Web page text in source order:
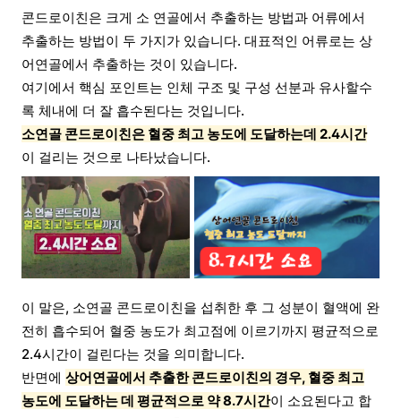
콘드로이친은 크게 소 연골에서 추출하는 방법과 어류에서
추출하는 방법이 두 가지가 있습니다. 대표적인 어류로는 상
어연골에서 추출하는 것이 있습니다.
여기에서 핵심 포인트는 인체 구조 및 구성 선분과 유사할수
록 체내에 더 잘 흡수된다는 것입니다.
소연골 콘드로이친은 혈중 최고 농도에 도달하는데 2.4시간
이 걸리는 것으로 나타났습니다.
이 말은, 소연골 콘드로이친을 섭취한 후 그 성분이 혈액에 완
전히 흡수되어 혈중 농도가 최고점에 이르기까지 평균적으로
2.4시간이 걸린다는 것을 의미합니다.
반면에 상어연골에서 추출한 콘드로이친의 경우, 혈중 최고
농도에 도달하는 데 평균적으로 약 8.7시간이 소요된다고 합